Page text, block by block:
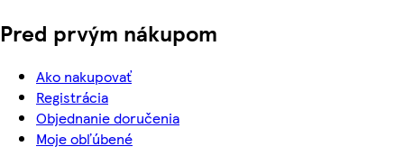
Pred prvým nákupom
Ako nakupovať
Registrácia
Objednanie doručenia
Moje obľúbené